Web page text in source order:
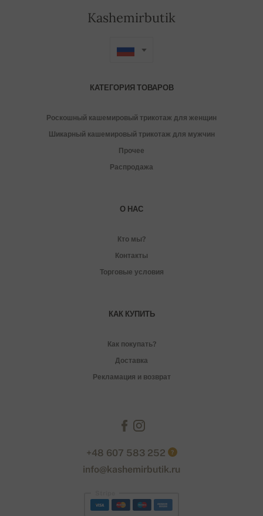
Kashemirbutik
КАТЕГОРИЯ ТОВАРОВ
Роскошный кашемировый трикотаж для женщин
Шикарный кашемировый трикотаж для мужчин
Прочее
Распродажа
О НАС
Кто мы?
Контакты
Торговые условия
КАК КУПИТЬ
Как покупать?
Доставка
Рекламация и возврат
+48 607 583 252 ?
info@kashemirbutik.ru